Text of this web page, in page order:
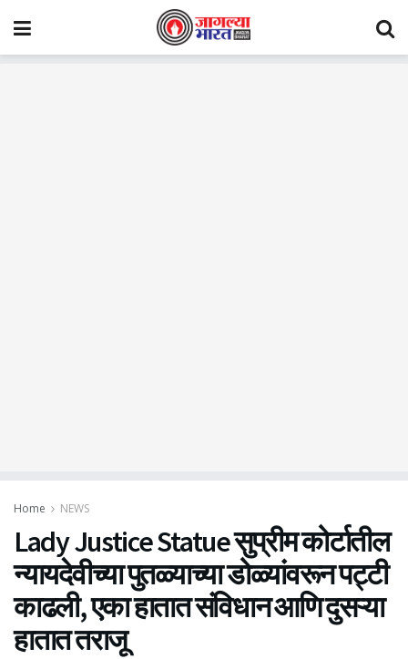
Home NEWS
Lady Justice Statue सुप्रीम कोर्टातील
न्यायदेवीच्या पुतळ्याच्या डोळ्यांवरून पट्टी
काढली, एका हातात संविधान आणि दुसऱ्या
हातात तराजू